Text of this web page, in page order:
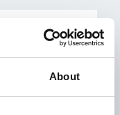
About
SPARTA